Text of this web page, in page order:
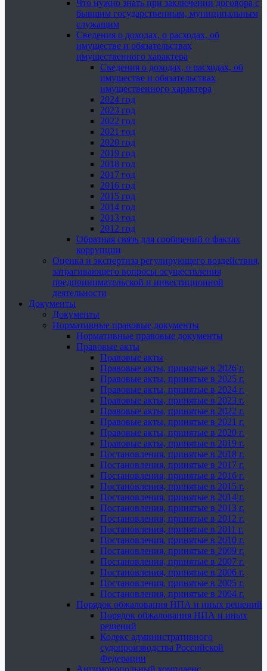
Что нужно знать при заключении договора с
бывшим государственным, муниципальным
служащим
Сведения о доходах, о расходах, об
имуществе и обязательствах
имущественного характера
Сведения о доходах, о расходах, об
имуществе и обязательствах
имущественного характера
2024 год
2023 год
2022 год
2021 год
2020 год
2019 год
2018 год
2017 год
2016 год
2015 год
2014 год
2013 год
2012 год
Обратная связь для сообщений о фактах
коррупции
Оценка и экспертиза регулирующего воздействия,
затрагивающего вопросы осуществления
предпринимательской и инвестиционной
деятельности
Документы
Документы
Нормативные правовые документы
Нормативные правовые документы
Правовые акты
Правовые акты
Правовые акты, принятые в 2026 г.
Правовые акты, принятые в 2025 г.
Правовые акты, принятые в 2024 г.
Правовые акты, принятые в 2023 г.
Правовые акты, принятые в 2022 г.
Правовые акты, принятые в 2021 г.
Правовые акты, принятые в 2020 г.
Правовые акты, принятые в 2019 г.
Постановления, принятые в 2018 г.
Постановления, принятые в 2017 г.
Постановления, принятые в 2016 г.
Постановления, принятые в 2015 г.
Постановления, принятые в 2014 г.
Постановления, принятые в 2013 г.
Постановления, принятые в 2012 г.
Постановления, принятые в 2011 г.
Постановления, принятые в 2010 г.
Постановления, принятые в 2009 г.
Постановления, принятые в 2007 г.
Постановления, принятые в 2006 г.
Постановления, принятые в 2005 г.
Постановления, принятые в 2004 г.
Порядок обжалования НПА и иных решений
Порядок обжалования НПА и иных
решений
Кодекс административного
судопроизводства Российской
Федерации
Антимонопольный комплаенс